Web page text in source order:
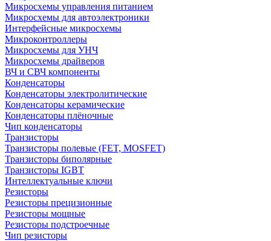
Микросхемы управления питанием
Микросхемы для автоэлектроники
Интерфейсные микросхемы
Микроконтроллеры
Микросхемы для УНЧ
Микросхемы драйверов
ВЧ и СВЧ компоненты
Конденсаторы
Конденсаторы электролитические
Конденсаторы керамические
Конденсаторы плёночные
Чип конденсаторы
Транзисторы
Транзисторы полевые (FET, MOSFET)
Транзисторы биполярные
Транзисторы IGBT
Интеллектуальные ключи
Резисторы
Резисторы прецизионные
Резисторы мощные
Резисторы подстроечные
Чип резисторы